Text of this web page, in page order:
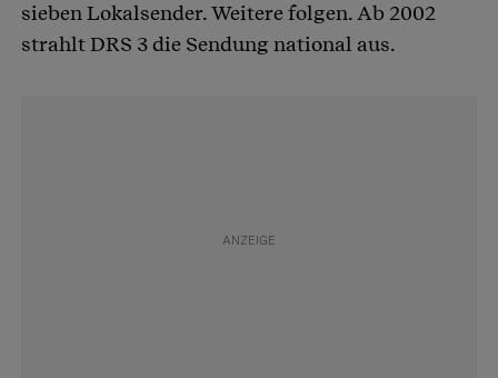
sieben Lokalsender. Weitere folgen. Ab 2002
strahlt DRS 3 die Sendung national aus.